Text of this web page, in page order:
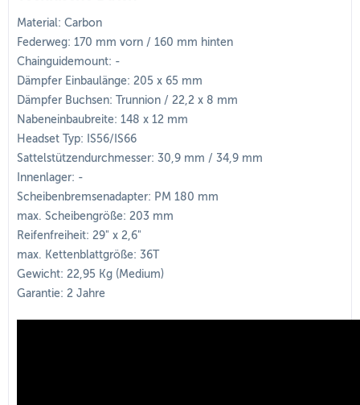
Material: Carbon
Federweg: 170 mm vorn / 160 mm hinten
Chainguidemount: -
Dämpfer Einbaulänge: 205 x 65 mm
Dämpfer Buchsen: Trunnion / 22,2 x 8 mm
Nabeneinbaubreite: 148 x 12 mm
Headset Typ: IS56/IS66
Sattelstützendurchmesser: 30,9 mm / 34,9 mm
Innenlager: -
Scheibenbremsenadapter: PM 180 mm
max. Scheibengröße: 203 mm
Reifenfreiheit: 29" x 2,6"
max. Kettenblattgröße: 36T
Gewicht: 22,95 Kg (Medium)
Garantie: 2 Jahre